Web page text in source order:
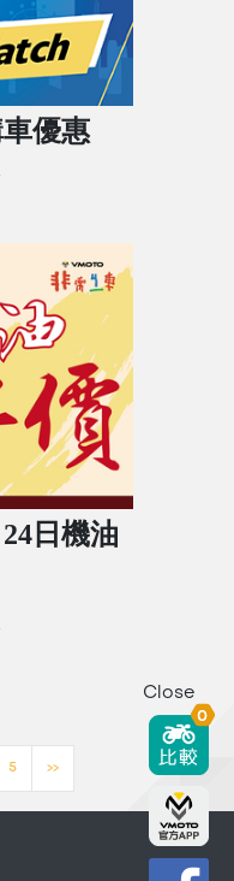
車優惠
日機油
5 >>
Close
0